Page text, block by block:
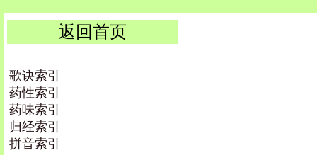
返回首页
歌诀索引
药性索引
药味索引
归经索引
拼音索引